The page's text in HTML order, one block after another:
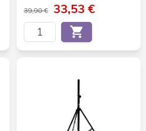
39,90 € 33,53 €